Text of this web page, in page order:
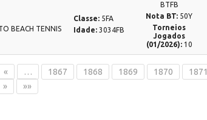
BEACH TENNIS
Classe: 5FA
Idade: 3034FB
BTFB
Nota BT: 50Y
Torneios
Jogados
(01/2026): 10
« … 1867 1868 1869 1870 1871
» »»